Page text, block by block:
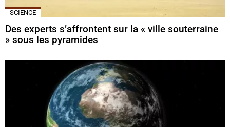
SCIENCE
Des experts s’affrontent sur la « ville souterraine
» sous les pyramides